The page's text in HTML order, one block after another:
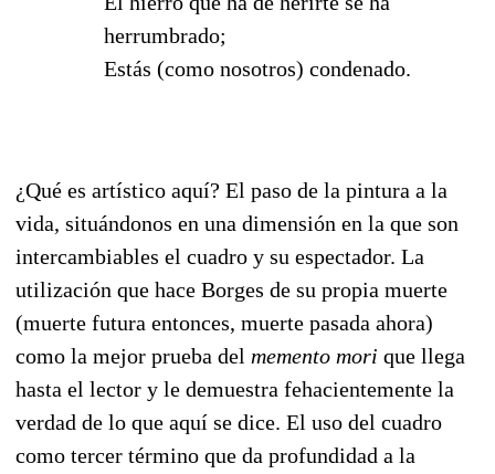
herrumbrado;
Estás (como nosotros) condenado.
¿Qué es artístico aquí? El paso de la pintura a la
vida, situándonos en una dimensión en la que son
intercambiables el cuadro y su espectador. La
utilización que hace Borges de su propia muerte
(muerte futura entonces, muerte pasada ahora)
como la mejor prueba del memento mori que llega
hasta el lector y le demuestra fehacientemente la
verdad de lo que aquí se dice. El uso del cuadro
como tercer término que da profundidad a la